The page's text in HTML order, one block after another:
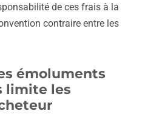
de ces frais à la
contraire entre les
émoluments
limite les